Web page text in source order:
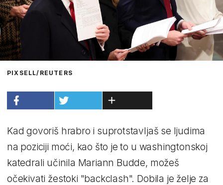
PIXSELL/REUTERS
Kad govoriš hrabro i suprotstavljaš se ljudima
na poziciji moći, kao što je to u washingtonskoj
katedrali učinila Mariann Budde, možeš
očekivati žestoki "backclash". Dobila je želje za